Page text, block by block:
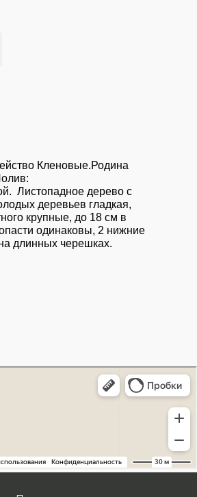
Кленовые.Родина
Листопадное дерево с
деревьев гладкая,
крупные, до 18 см в
одинаковы, 2 нижние
длинных черешках.